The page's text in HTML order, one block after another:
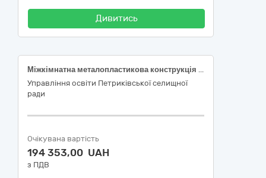
Дивитись
Міжкімнатна металопластикова конструкція із вхідними дверима та металопластикові енергозберігаючі двері» за кодом ДК 021:2015«Єдиного закупівельного словника» 44220000-8 Столярні вироби
Управління освіти Петриківської селищної
ради
Очікувана вартість
194 353,00 UAH
з ПДВ